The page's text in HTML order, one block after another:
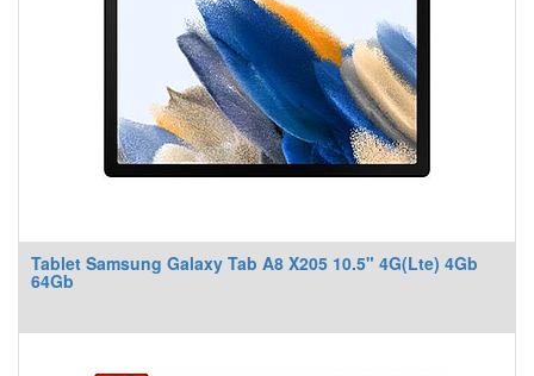
Tablet Samsung Galaxy Tab A8 X205 10.5" 4G(Lte) 4Gb
64Gb